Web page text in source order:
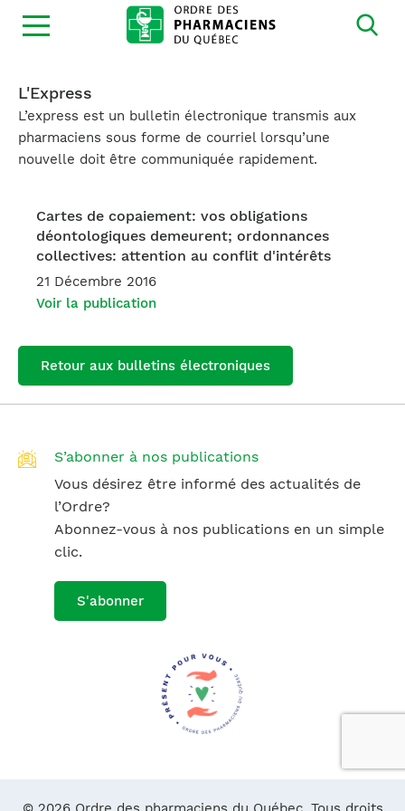
Ouvrir
la
L'Express
L’express est un bulletin électronique transmis aux
pharmaciens sous forme de courriel lorsqu’une
nouvelle doit être communiquée rapidement.
Cartes de copaiement: vos obligations
déontologiques demeurent; ordonnances
collectives: attention au conflit d'intérêts
21 Décembre 2016
Voir la publication
Retour aux bulletins électroniques
S’abonner à nos publications
Vous désirez être informé des actualités de
l’Ordre?
Abonnez-vous à nos publications en un simple
clic.
S'abonner